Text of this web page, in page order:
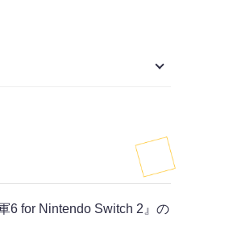
6 for Nintendo Switch 2』の